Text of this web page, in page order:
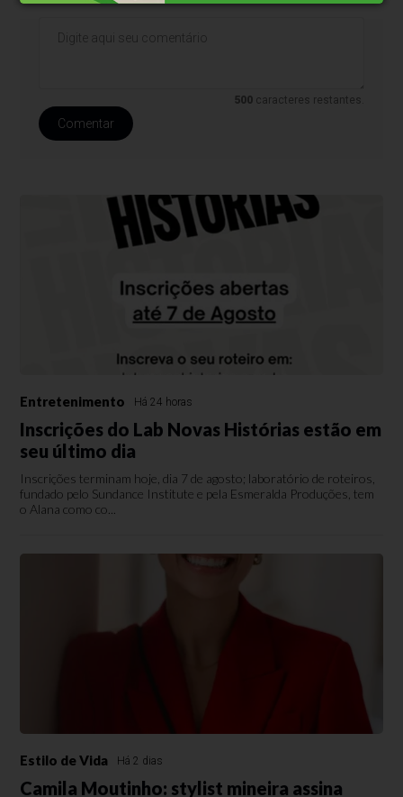
500 caracteres restantes.
Comentar
Entretenimento Há 24 horas
Inscrições do Lab Novas Histórias estão em
seu último dia
Inscrições terminam hoje, dia 7 de agosto; laboratório de roteiros,
fundado pelo Sundance Institute e pela Esmeralda Produções, tem
o Alana como co...
Estilo de Vida Há 2 dias
Camila Moutinho: stylist mineira assina